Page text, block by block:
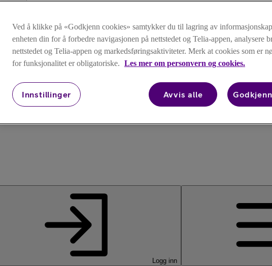
Logg inn
Ved å klikke på «Godkjenn cookies» samtykker du til lagring av
enheten din for å forbedre navigasjonen på nettstedet og Telia-appen, analysere
nettstedet og Telia-appen og markedsføringsaktiviteter. Merk at cookies som er
for funksjonalitet er obligatoriske. Les mer om personvern og cookies.
Innstillinger Avvis alle